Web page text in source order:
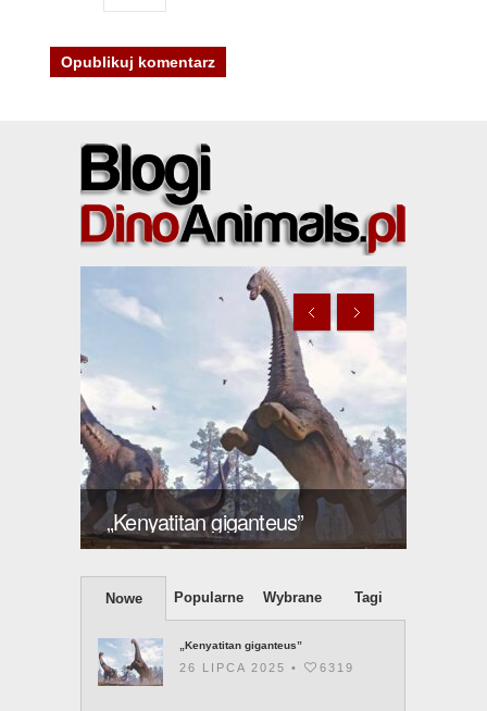
„Kenyatitan giganteus”
Nowe Popularne Wybrane Tagi
„Kenyatitan giganteus”
26 LIPCA 2025 • 6319